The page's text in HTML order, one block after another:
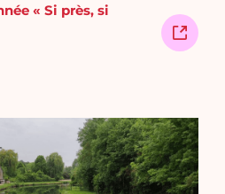
« Si près, si